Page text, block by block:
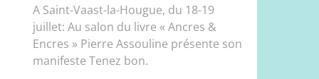
A Saint-Vaast-la-Hougue, du 18-19
juillet: Au salon du livre « Ancres &
Encres » Pierre Assouline présente son
manifeste Tenez bon.